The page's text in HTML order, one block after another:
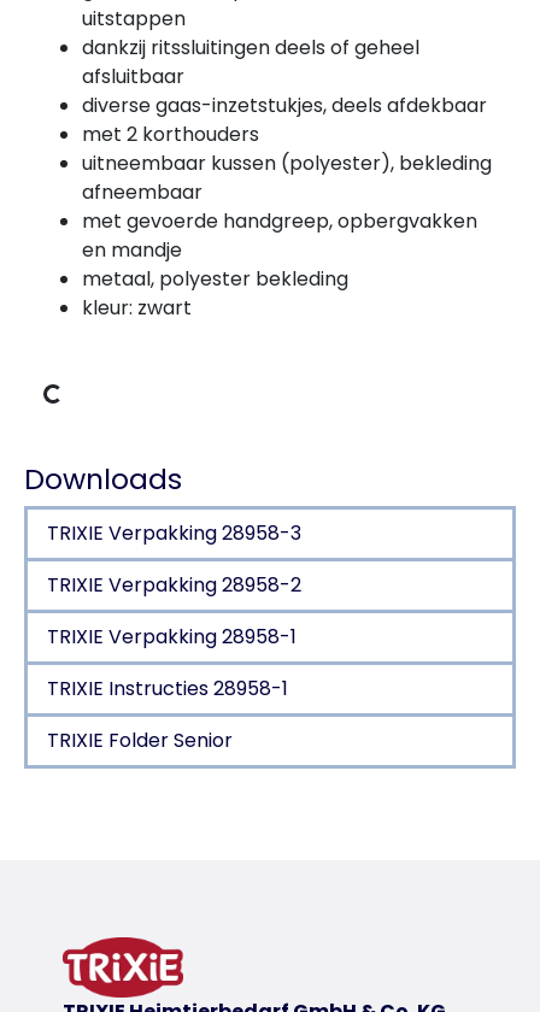
uitstappen
dankzij ritssluitingen deels of geheel
afsluitbaar
diverse gaas-inzetstukjes, deels afdekbaar
met 2 korthouders
uitneembaar kussen (polyester), bekleding
afneembaar
met gevoerde handgreep, opbergvakken
en mandje
metaal, polyester bekleding
kleur: zwart
Downloads
TRIXIE Verpakking 28958-3
TRIXIE Verpakking 28958-2
TRIXIE Verpakking 28958-1
TRIXIE Instructies 28958-1
TRIXIE Folder Senior
voor oude, zieke, angstige of zeer jonge honden
eenhandsbediening aan duwstang